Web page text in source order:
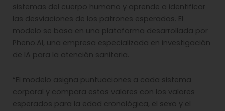
sistemas del cuerpo humano y aprende a identificar
las desviaciones de los patrones esperados. El
modelo se basa en una plataforma desarrollada por
Pheno.AI, una empresa especializada en investigación
de IA para la atención sanitaria.
“El modelo asigna puntuaciones a cada sistema
corporal y compara estos valores con los valores
esperados para la edad cronológica, el sexo y el